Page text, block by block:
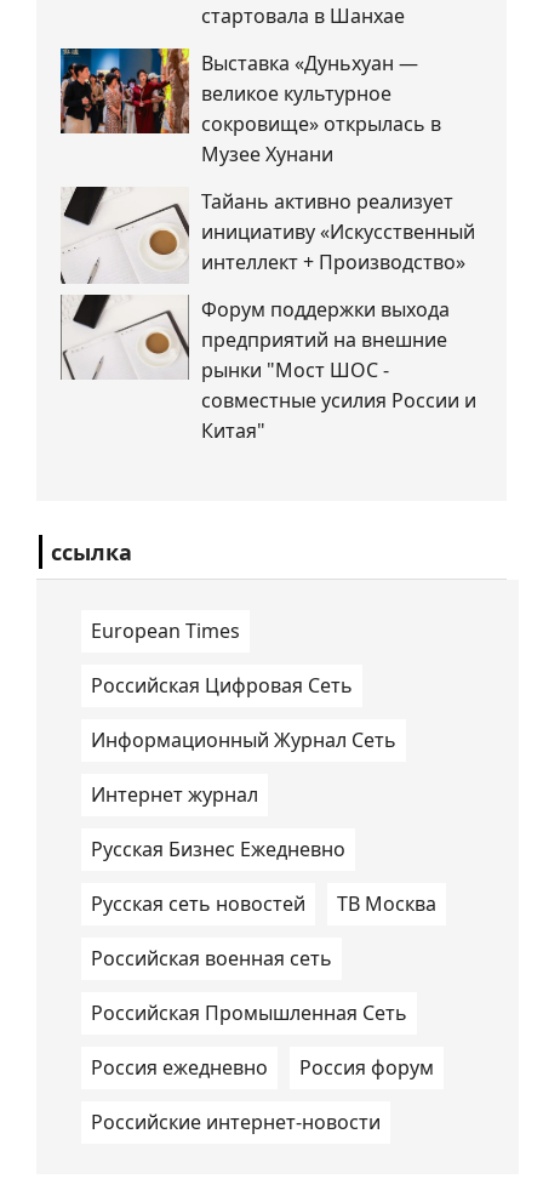
стартовала в Шанхае
Выставка «Дуньхуан —
великое культурное
сокровище» открылась в
Музее Хунани
Тайань активно реализует
инициативу «Искусственный
интеллект + Производство»
Форум поддержки выхода
предприятий на внешние
рынки "Мост ШОС -
совместные усилия России и
Китая"
ссылка
European Times
Российская Цифровая Сеть
Информационный Журнал Сеть
Интернет журнал
Русская Бизнес Ежедневно
Русская сеть новостей ТВ Москва
Российская военная сеть
Российская Промышленная Сеть
Россия ежедневно Россия форум
Российские интернет-новости